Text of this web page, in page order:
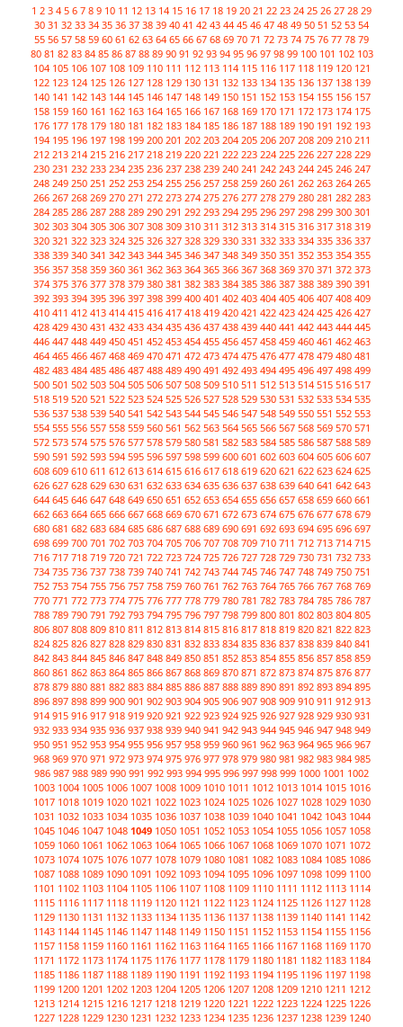
1 2 3 4 5 6 7 8 9 10 11 12 13 14 15 16 17 18 19 20 21 22 23 24 25 26 27 28 29
30 31 32 33 34 35 36 37 38 39 40 41 42 43 44 45 46 47 48 49 50 51 52 53 54
55 56 57 58 59 60 61 62 63 64 65 66 67 68 69 70 71 72 73 74 75 76 77 78 79
80 81 82 83 84 85 86 87 88 89 90 91 92 93 94 95 96 97 98 99 100 101 102 103
104 105 106 107 108 109 110 111 112 113 114 115 116 117 118 119 120 121
122 123 124 125 126 127 128 129 130 131 132 133 134 135 136 137 138 139
140 141 142 143 144 145 146 147 148 149 150 151 152 153 154 155 156 157
158 159 160 161 162 163 164 165 166 167 168 169 170 171 172 173 174 175
176 177 178 179 180 181 182 183 184 185 186 187 188 189 190 191 192 193
194 195 196 197 198 199 200 201 202 203 204 205 206 207 208 209 210 211
212 213 214 215 216 217 218 219 220 221 222 223 224 225 226 227 228 229
230 231 232 233 234 235 236 237 238 239 240 241 242 243 244 245 246 247
248 249 250 251 252 253 254 255 256 257 258 259 260 261 262 263 264 265
266 267 268 269 270 271 272 273 274 275 276 277 278 279 280 281 282 283
284 285 286 287 288 289 290 291 292 293 294 295 296 297 298 299 300 301
302 303 304 305 306 307 308 309 310 311 312 313 314 315 316 317 318 319
320 321 322 323 324 325 326 327 328 329 330 331 332 333 334 335 336 337
338 339 340 341 342 343 344 345 346 347 348 349 350 351 352 353 354 355
356 357 358 359 360 361 362 363 364 365 366 367 368 369 370 371 372 373
374 375 376 377 378 379 380 381 382 383 384 385 386 387 388 389 390 391
392 393 394 395 396 397 398 399 400 401 402 403 404 405 406 407 408 409
410 411 412 413 414 415 416 417 418 419 420 421 422 423 424 425 426 427
428 429 430 431 432 433 434 435 436 437 438 439 440 441 442 443 444 445
446 447 448 449 450 451 452 453 454 455 456 457 458 459 460 461 462 463
464 465 466 467 468 469 470 471 472 473 474 475 476 477 478 479 480 481
482 483 484 485 486 487 488 489 490 491 492 493 494 495 496 497 498 499
500 501 502 503 504 505 506 507 508 509 510 511 512 513 514 515 516 517
518 519 520 521 522 523 524 525 526 527 528 529 530 531 532 533 534 535
536 537 538 539 540 541 542 543 544 545 546 547 548 549 550 551 552 553
554 555 556 557 558 559 560 561 562 563 564 565 566 567 568 569 570 571
572 573 574 575 576 577 578 579 580 581 582 583 584 585 586 587 588 589
590 591 592 593 594 595 596 597 598 599 600 601 602 603 604 605 606 607
608 609 610 611 612 613 614 615 616 617 618 619 620 621 622 623 624 625
626 627 628 629 630 631 632 633 634 635 636 637 638 639 640 641 642 643
644 645 646 647 648 649 650 651 652 653 654 655 656 657 658 659 660 661
662 663 664 665 666 667 668 669 670 671 672 673 674 675 676 677 678 679
680 681 682 683 684 685 686 687 688 689 690 691 692 693 694 695 696 697
698 699 700 701 702 703 704 705 706 707 708 709 710 711 712 713 714 715
716 717 718 719 720 721 722 723 724 725 726 727 728 729 730 731 732 733
734 735 736 737 738 739 740 741 742 743 744 745 746 747 748 749 750 751
752 753 754 755 756 757 758 759 760 761 762 763 764 765 766 767 768 769
770 771 772 773 774 775 776 777 778 779 780 781 782 783 784 785 786 787
788 789 790 791 792 793 794 795 796 797 798 799 800 801 802 803 804 805
806 807 808 809 810 811 812 813 814 815 816 817 818 819 820 821 822 823
824 825 826 827 828 829 830 831 832 833 834 835 836 837 838 839 840 841
842 843 844 845 846 847 848 849 850 851 852 853 854 855 856 857 858 859
860 861 862 863 864 865 866 867 868 869 870 871 872 873 874 875 876 877
878 879 880 881 882 883 884 885 886 887 888 889 890 891 892 893 894 895
896 897 898 899 900 901 902 903 904 905 906 907 908 909 910 911 912 913
914 915 916 917 918 919 920 921 922 923 924 925 926 927 928 929 930 931
932 933 934 935 936 937 938 939 940 941 942 943 944 945 946 947 948 949
950 951 952 953 954 955 956 957 958 959 960 961 962 963 964 965 966 967
968 969 970 971 972 973 974 975 976 977 978 979 980 981 982 983 984 985
986 987 988 989 990 991 992 993 994 995 996 997 998 999 1000 1001 1002
1003 1004 1005 1006 1007 1008 1009 1010 1011 1012 1013 1014 1015 1016
1017 1018 1019 1020 1021 1022 1023 1024 1025 1026 1027 1028 1029 1030
1031 1032 1033 1034 1035 1036 1037 1038 1039 1040 1041 1042 1043 1044
1045 1046 1047 1048 1049 1050 1051 1052 1053 1054 1055 1056 1057 1058
1059 1060 1061 1062 1063 1064 1065 1066 1067 1068 1069 1070 1071 1072
1073 1074 1075 1076 1077 1078 1079 1080 1081 1082 1083 1084 1085 1086
1087 1088 1089 1090 1091 1092 1093 1094 1095 1096 1097 1098 1099 1100
1101 1102 1103 1104 1105 1106 1107 1108 1109 1110 1111 1112 1113 1114
1115 1116 1117 1118 1119 1120 1121 1122 1123 1124 1125 1126 1127 1128
1129 1130 1131 1132 1133 1134 1135 1136 1137 1138 1139 1140 1141 1142
1143 1144 1145 1146 1147 1148 1149 1150 1151 1152 1153 1154 1155 1156
1157 1158 1159 1160 1161 1162 1163 1164 1165 1166 1167 1168 1169 1170
1171 1172 1173 1174 1175 1176 1177 1178 1179 1180 1181 1182 1183 1184
1185 1186 1187 1188 1189 1190 1191 1192 1193 1194 1195 1196 1197 1198
1199 1200 1201 1202 1203 1204 1205 1206 1207 1208 1209 1210 1211 1212
1213 1214 1215 1216 1217 1218 1219 1220 1221 1222 1223 1224 1225 1226
1227 1228 1229 1230 1231 1232 1233 1234 1235 1236 1237 1238 1239 1240